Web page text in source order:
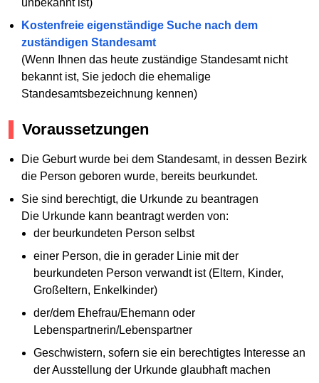
unbekannt ist)
Kostenfreie eigenständige Suche nach dem
zuständigen Standesamt
(Wenn Ihnen das heute zuständige Standesamt nicht
bekannt ist, Sie jedoch die ehemalige
Standesamtsbezeichnung kennen)
Voraussetzungen
Die Geburt wurde bei dem Standesamt, in dessen Bezirk
die Person geboren wurde, bereits beurkundet.
Sie sind berechtigt, die Urkunde zu beantragen
Die Urkunde kann beantragt werden von:
der beurkundeten Person selbst
einer Person, die in gerader Linie mit der
beurkundeten Person verwandt ist (Eltern, Kinder,
Großeltern, Enkelkinder)
der/dem Ehefrau/Ehemann oder
Lebenspartnerin/Lebenspartner
Geschwistern, sofern sie ein berechtigtes Interesse an
der Ausstellung der Urkunde glaubhaft machen